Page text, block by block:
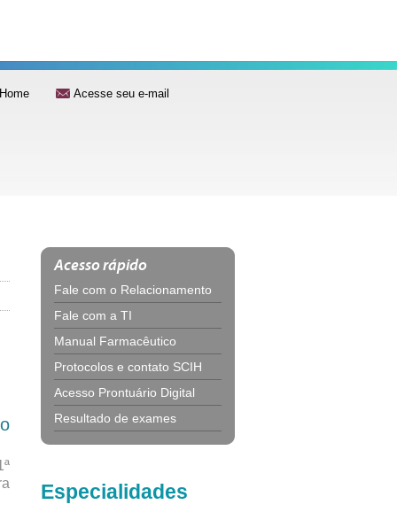
Home Acesse seu e-mail
Acesso rápido
Fale com o Relacionamento
Fale com a TI
Manual Farmacêutico
Protocolos e contato SCIH
Acesso Prontuário Digital
Resultado de exames
Especialidades